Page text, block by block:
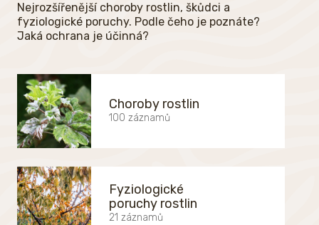
Nejrozšířenější choroby rostlin, škůdci a
fyziologické poruchy. Podle čeho je poznáte?
Jaká ochrana je účinná?
Choroby rostlin
100 záznamů
Fyziologické
poruchy rostlin
21 záznamů